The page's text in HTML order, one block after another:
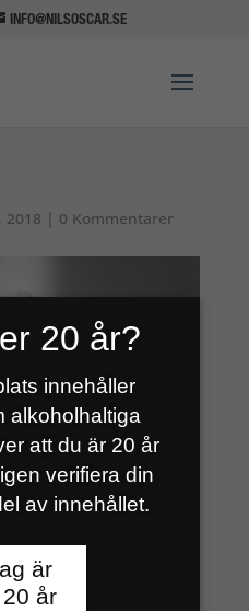
INFO@NILSOSCAR.SE
2018 | 0 Kommentarer
20 år?
innehåller
alkoholhaltiga
att du är 20 år
verifiera din
av innehållet.
är
år